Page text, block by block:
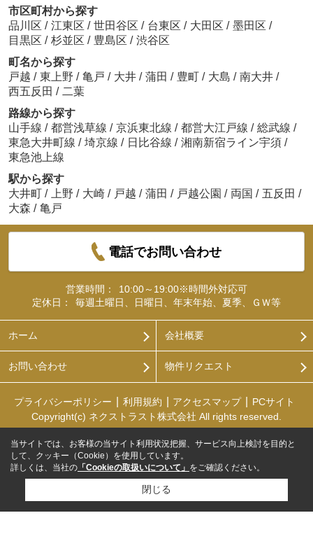
市区町村から探す
品川区 / 江東区 / 世田谷区 / 台東区 / 大田区 / 墨田区 /
目黒区 / 杉並区 / 豊島区 / 渋谷区
町名から探す
戸越 / 東上野 / 亀戸 / 大井 / 蒲田 / 豊町 / 大島 / 南大井 /
西五反田 / 二葉
路線から探す
山手線 / 都営浅草線 / 京浜東北線 / 都営大江戸線 / 総武線 /
東急大井町線 / 埼京線 / 日比谷線 / 湘南新宿ライン宇須 /
東急池上線
駅から探す
大井町 / 上野 / 大崎 / 戸越 / 蒲田 / 戸越公園 / 両国 / 五反田 /
大森 / 亀戸
電話でお問い合わせ
営業時間：
10:00～19:00※時間外対応可
定休日：
毎週土曜日、日曜日、年末年始、夏季、ＧＷ等
ホーム 会社概要
お問い合わせ 物件リクエスト
プライバシーポリシー 利用規約 アクセスマップ
PCサイト
Copyright(c) ネクストラスト株式会社 All rights reserved.
当サイトでは、お客様の当サイト利用状況把握、サービス向上検討を目的と
して、クッキー（Cookie）を使用しています。
詳しくは、当社の 「Cookieの取扱いについて」 をご確認ください。
閉じる